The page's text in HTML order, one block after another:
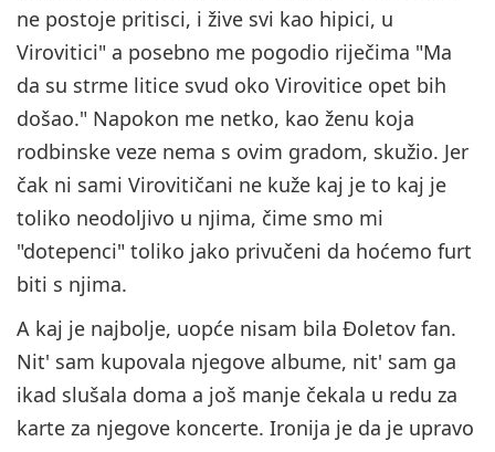
ne postoje pritisci, i žive svi kao hipici, u
Virovitici" a posebno me pogodio riječima "Ma
da su strme litice svud oko Virovitice opet bih
došao." Napokon me netko, kao ženu koja
rodbinske veze nema s ovim gradom, skužio. Jer
čak ni sami Virovitičani ne kuže kaj je to kaj je
toliko neodoljivo u njima, čime smo mi
"dotepenci" toliko jako privučeni da hoćemo furt
biti s njima.
A kaj je najbolje, uopće nisam bila Đoletov fan.
Nit' sam kupovala njegove albume, nit' sam ga
ikad slušala doma a još manje čekala u redu za
karte za njegove koncerte. Ironija je da je upravo